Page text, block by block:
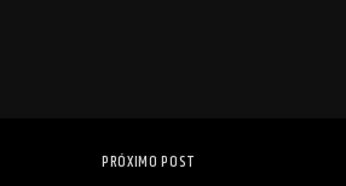
PRÓXIMO POST